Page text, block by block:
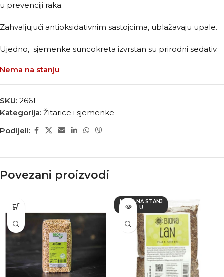
u prevenciji raka.
Zahvaljujući antioksidativnim sastojcima, ublažavaju upale.
Ujedno, sjemenke suncokreta izvrstan su prirodni sedativ.
Nema na stanju
SKU: 2661
Kategorija: Žitarice i sjemenke
Podijeli:
Povezani proizvodi
NEMA NA STANJ
U